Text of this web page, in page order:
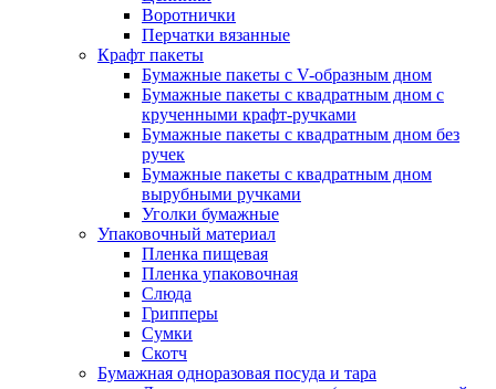
Воротнички
Перчатки вязанные
Крафт пакеты
Бумажные пакеты с V-образным дном
Бумажные пакеты с квадратным дном с
крученными крафт-ручками
Бумажные пакеты с квадратным дном без
ручек
Бумажные пакеты с квадратным дном
вырубными ручками
Уголки бумажные
Упаковочный материал
Пленка пищевая
Пленка упаковочная
Слюда
Грипперы
Сумки
Скотч
Бумажная одноразовая посуда и тара